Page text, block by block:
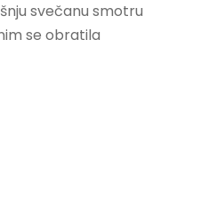
svečanu smotru
se obratila